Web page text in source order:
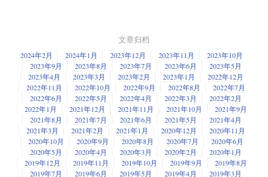
和密码，要想使用他们仍然是非常难的事情。如果大家有什么问题，可以
通过电子邮件（
info@linuxfoundation.org ）联系他们。
如果大家在其他地方使用同样的用户名和密码，建议大家立即改变他们。
文章归档
2024年2月 2024年1月 2023年12月 2023年11月
2023年10月
2023年9月
2023年8月 2023年7月 2023年6月
2023年5月
2023年4月
2023年3月 2023年2月 2023年1月
2022年12月
2022年11月
2022年10月 2022年9月 2022年8月
2022年7月
2022年6月
2022年5月 2022年4月 2022年3月
2022年2月
2022年1月
2021年12月 2021年11月 2021年10月
2021年9月
2021年8月
2021年7月 2021年6月 2021年5月
2021年4月
2021年3月
2021年2月 2021年1月 2020年12月
2020年11月
2020年10月
2020年9月 2020年8月 2020年7月
2020年6月
2020年5月
2020年4月 2020年3月 2020年2月
2020年1月
2019年12月
2019年11月 2019年10月 2019年9月
2019年8月
2019年7月
2019年6月 2019年5月 2019年4月
2019年3月